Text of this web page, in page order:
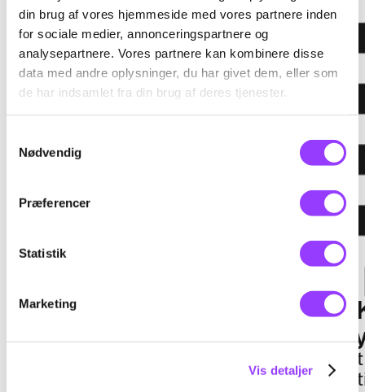
din brug af vores hjemmeside med vores partnere inden
for sociale medier, annonceringspartnere og
analysepartnere. Vores partnere kan kombinere disse
data med andre oplysninger, du har givet dem, eller som
de har indsamlet fra din brug af deres tjenester.
Nødvendig
Præferencer
Statistik
Marketing
Vis detaljer
Anne K.
Konstitueret
Lærke Cecilie
Lindegård